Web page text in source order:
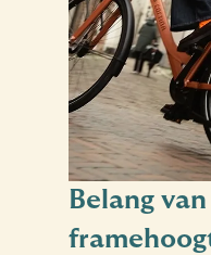
Belang